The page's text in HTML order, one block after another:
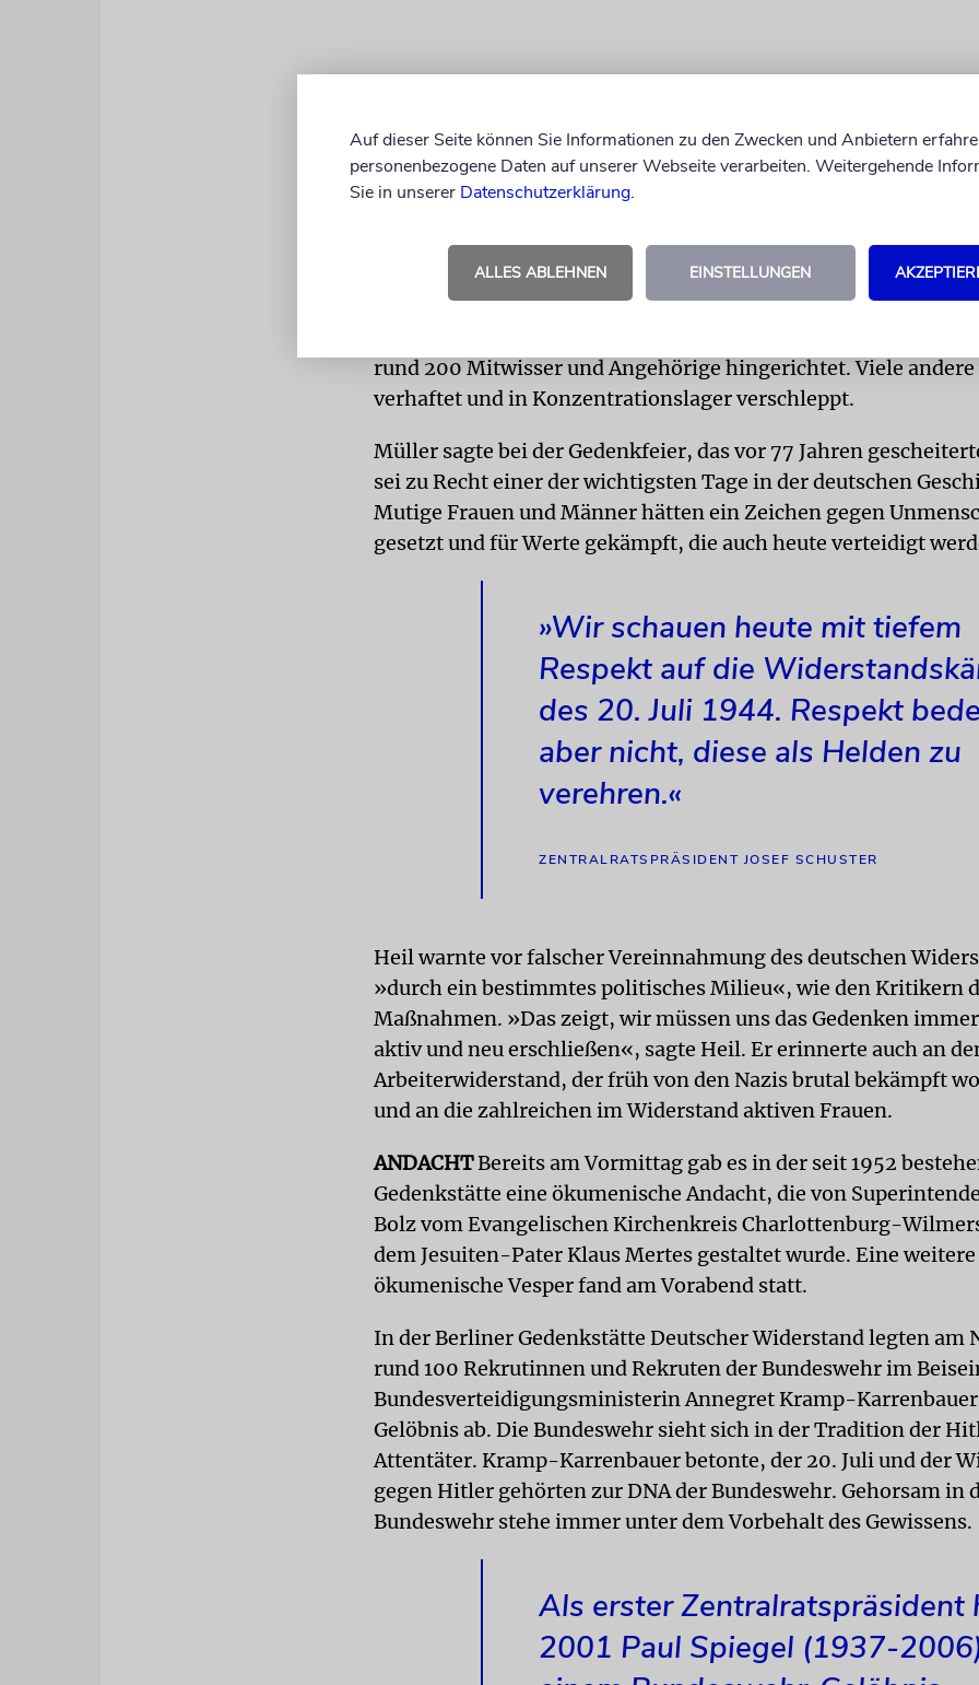
Am 20. Juli 1944 war der Sprengstoffanschlag einer Gruppe
Offiziere um Claus Schenk Graf von Stauffenberg auf Adolf
rund 200 Mitwisser und Angehörige hingerichtet. Viele
verhaftet und in Konzentrationslager verschleppt.
Müller sagte bei der Gedenkfeier, das vor 77 Jahren
sei zu Recht einer der wichtigsten Tage in der deutschen
Mutige Frauen und Männer hätten ein Zeichen gegen
gesetzt und für Werte gekämpft, die auch heute verteidigt
»Wir schauen heute mit tiefem
Respekt auf die
des 20. Juli 1944. Respekt
aber nicht, diese als Helden zu
verehren.«
ZENTRALRATSPRÄSIDENT JOSEF SCHUSTER
Heil warnte vor falscher Vereinnahmung des deutschen
»durch ein bestimmtes politisches Milieu«, wie den Kritikern
Maßnahmen. »Das zeigt, wir müssen uns das Gedenken
aktiv und neu erschließen«, sagte Heil. Er erinnerte auch an
Arbeiterwiderstand, der früh von den Nazis brutal bekämpft
und an die zahlreichen im Widerstand aktiven Frauen.
ANDACHTBereits am Vormittag gab es in der seit 1952
Gedenkstätte eine ökumenische Andacht, die von
Bolz vom Evangelischen Kirchenkreis Charlottenburg-
dem Jesuiten-Pater Klaus Mertes gestaltet wurde. Eine weitere
ökumenische Vesper fand am Vorabend statt.
In der Berliner Gedenkstätte Deutscher Widerstand legten am
rund 100 Rekrutinnen und Rekruten der Bundeswehr im
Bundesverteidigungsministerin Annegret Kramp-
Gelöbnis ab. Die Bundeswehr sieht sich in der Tradition der
Attentäter. Kramp-Karrenbauer betonte, der 20. Juli und der
gegen Hitler gehörten zur DNA der Bundeswehr. Gehorsam in
Bundeswehr stehe immer unter dem Vorbehalt des Gewissens.
Als erster Zentralratspräsident
2001 Paul Spiegel (1937-
Auf dieser Seite können Sie Informationen zu den Zwecken und Anbietern
personenbezogene Daten auf unserer Webseite verarbeiten. Weitergehende
Sie in unserer Datenschutzerklärung.
ALLES ABLEHNEN EINSTELLUNGEN